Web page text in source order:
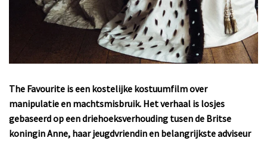
The Favourite is een kostelijke kostuumfilm over
manipulatie en machtsmisbruik. Het verhaal is losjes
gebaseerd op een driehoeksverhouding tusen de Britse
koningin Anne, haar jeugdvriendin en belangrijkste adviseur